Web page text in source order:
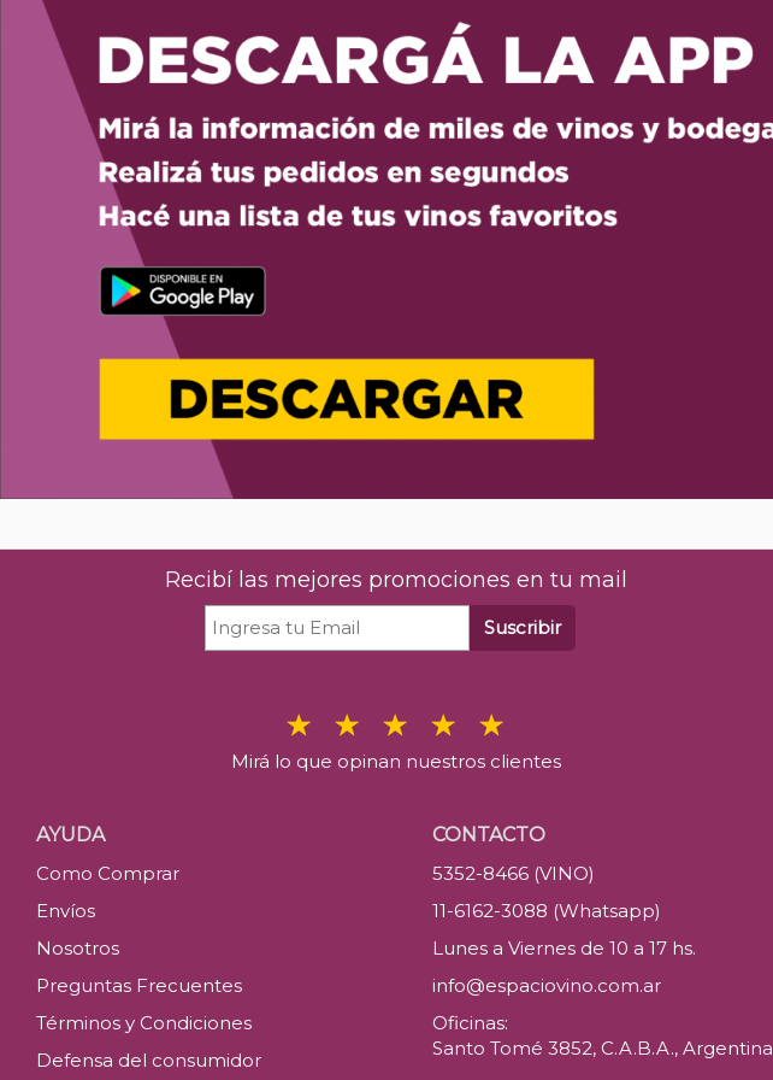
Recibí las mejores promociones en tu mail
Suscribir
Mirá lo que opinan nuestros clientes
AYUDA
Como Comprar
Envíos
Nosotros
Preguntas Frecuentes
Términos y Condiciones
Defensa del consumidor
CONTACTO
5352-8466 (VINO)
11-6162-3088 (Whatsapp)
Lunes a Viernes de 10 a 17 hs.
info@espaciovino.com.ar
Oficinas:
Santo Tomé 3852, C.A.B.A., Argentina